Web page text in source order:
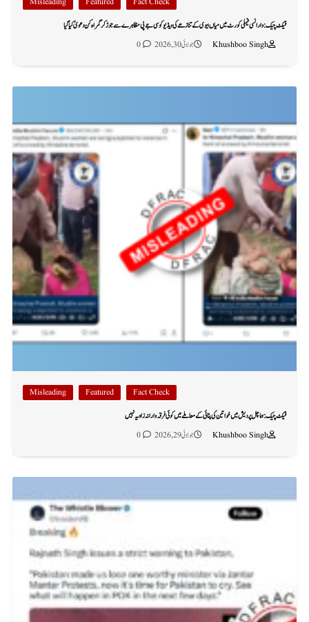
فیکٹ چیک: وارانسی فیملی کورٹ میں میاں بیوی کے تنازعے کی ویڈیو کو سی جے پی مظاہرے سے جوڑ کر گمراہ کن دعویٰ کیا گیا
Khushboo Singh
جولائی 30, 2026 0
Fact Check
Featured
Misleading
فیکٹ چیک: ہماچل پردیش میں خواتین کی پٹائی کے معاملے میں کوئی فرقہ وارانہ زاویہ نہیں
Khushboo Singh
جولائی 29, 2026 0